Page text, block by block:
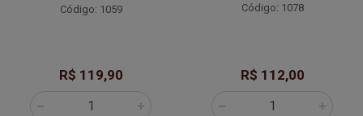
Código: 1059
R$ 119,90
Código: 1078
R$ 112,00